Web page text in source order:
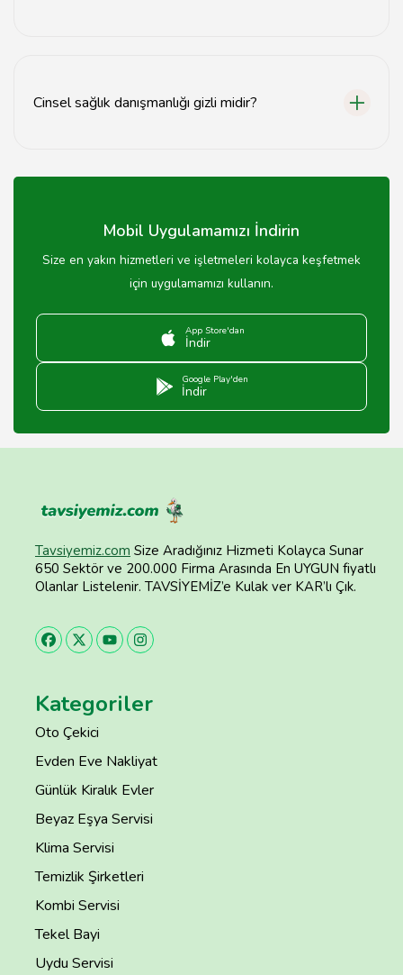
Cinsel sağlık danışmanlığı gizli midir?
mahremiyet esasına dayanmaktadır.
Mobil Uygulamamızı İndirin
Size en yakın hizmetleri ve işletmeleri kolayca keşfetmek
için uygulamamızı kullanın.
App Store'dan
İndir
Google Play'den
İndir
Tavsiyemiz.com Size Aradığınız Hizmeti Kolayca Sunar
650 Sektör ve 200.000 Firma Arasında En UYGUN fiyatlı
Olanlar Listelenir. TAVSİYEMİZ’e Kulak ver KAR’lı Çık.
Kategoriler
Oto Çekici
Evden Eve Nakliyat
Günlük Kiralık Evler
Beyaz Eşya Servisi
Klima Servisi
Temizlik Şirketleri
Kombi Servisi
Tekel Bayi
Uydu Servisi